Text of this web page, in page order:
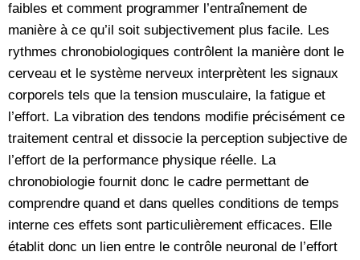
faibles et comment programmer l’entraînement de
manière à ce qu’il soit subjectivement plus facile. Les
rythmes chronobiologiques contrôlent la manière dont le
cerveau et le système nerveux interprètent les signaux
corporels tels que la tension musculaire, la fatigue et
l’effort. La vibration des tendons modifie précisément ce
traitement central et dissocie la perception subjective de
l’effort de la performance physique réelle. La
chronobiologie fournit donc le cadre permettant de
comprendre quand et dans quelles conditions de temps
interne ces effets sont particulièrement efficaces. Elle
établit donc un lien entre le contrôle neuronal de l’effort